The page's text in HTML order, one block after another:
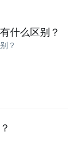
什么区别？
？